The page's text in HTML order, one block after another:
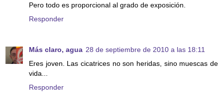
Pero todo es proporcional al grado de exposición.
Responder
Más claro, agua 28 de septiembre de 2010 a las 18:11
Eres joven. Las cicatrices no son heridas, sino muescas de
vida...
Responder